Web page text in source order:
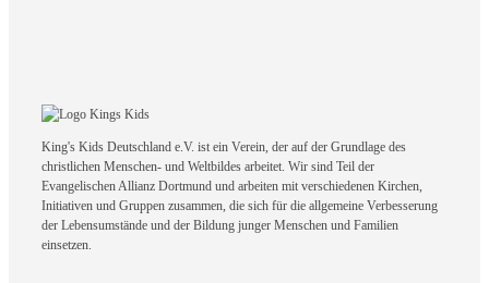
King's Kids Deutschland e.V. ist ein Verein, der auf der Grundlage des
christlichen Menschen- und Weltbildes arbeitet. Wir sind Teil der
Evangelischen Allianz Dortmund und arbeiten mit verschiedenen Kirchen,
Initiativen und Gruppen zusammen, die sich für die allgemeine Verbesserung
der Lebensumstände und der Bildung junger Menschen und Familien
einsetzen.